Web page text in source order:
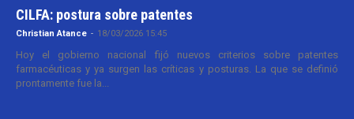
CILFA: postura sobre patentes
Christian Atance - 18/03/2026 15:45
Hoy el gobierno nacional fijó nuevos criterios sobre patentes
farmacéuticas y ya surgen las críticas y posturas. La que se definió
prontamente fue la...